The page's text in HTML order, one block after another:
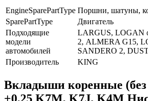
EngineSparePartType Поршни, шатуны,
SparePartType
Двигатель
Подходящие
модели
автомобилей
LARGUS, LOGAN
2, ALMERA G15,
SANDERO 2,
Производитель
KING
Вкладыши коренные (без